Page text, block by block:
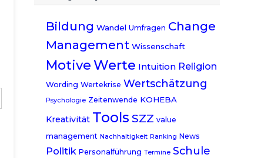
Bildung Wandel Umfragen Change
Management Wissenschaft
MotiveWerte Intuition Religion
Wording Wertekrise Wertschätzung
Psychologie Zeitenwende KOHEBA
Kreativität Tools SZZ value
management Nachhaltigkeit Ranking News
Politik Personalführung Termine Schule